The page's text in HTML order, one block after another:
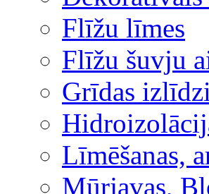
Flīžu līmes
Flīžu šuvju
Grīdas
Līmēšanas,
Mūrjavas,